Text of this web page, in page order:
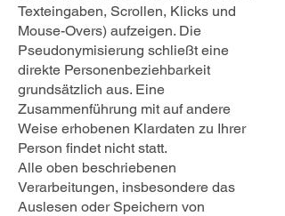
Texteingaben, Scrollen, Klicks und
Mouse-Overs) aufzeigen. Die
Pseudonymisierung schließt eine
direkte Personenbeziehbarkeit
grundsätzlich aus. Eine
Zusammenführung mit auf andere
Weise erhobenen Klardaten zu Ihrer
Person findet nicht statt.
Alle oben beschriebenen
Verarbeitungen, insbesondere das
Auslesen oder Speichern von